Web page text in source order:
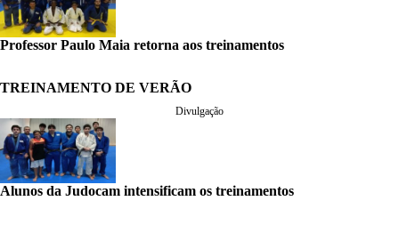
Professor Paulo Maia retorna aos treinamentos
TREINAMENTO DE VERÃO
Divulgação
Alunos da Judocam intensificam os treinamentos